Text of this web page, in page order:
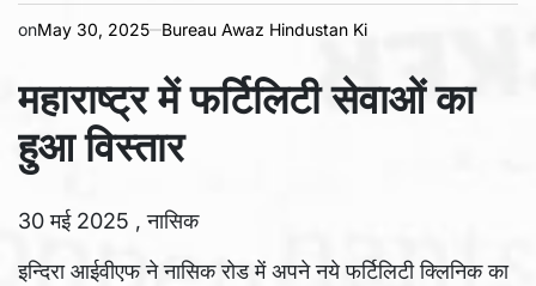
onMay 30, 2025 Bureau Awaz Hindustan Ki
महाराष्ट्र में फर्टिलिटी सेवाओं का
हुआ विस्तार
30 मई 2025 , नासिक
इन्दिरा आईवीएफ ने नासिक रोड में अपने नये फर्टिलिटी क्लिनिक का